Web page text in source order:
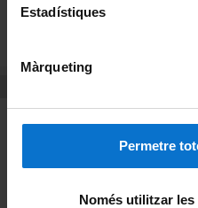
Estadístiques
Màrqueting
Permetre
Només utilitzar les
Virtual
que en el seu lloc
telefònica en
següents: - Que